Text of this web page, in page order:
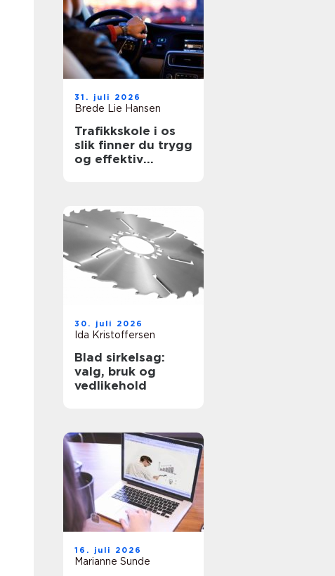
31. juli 2026
Brede Lie Hansen
Trafikkskole i os
slik finner du trygg
og effektiv
30. juli 2026
Ida Kristoffersen
Blad sirkelsag:
valg, bruk og
vedlikehold
16. juli 2026
Marianne Sunde